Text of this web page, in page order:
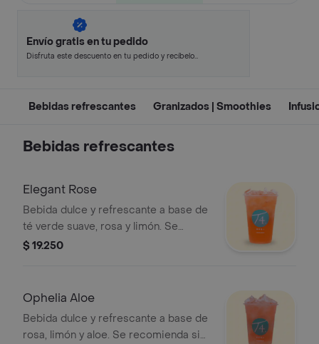
Envío gratis en tu pedido
Disfruta este descuento en tu pedido y recíbelo
Bebidas refrescantes Granizados | Smoothies
Bebidas refrescantes
Elegant Rose
Bebida dulce y refrescante a base de
té verde suave, rosa y limón. Se
recomienda sin azúcar.
$ 19.250
Ophelia Aloe
Bebida dulce y refrescante a base de
rosa, limón y aloe. Se recomienda sin